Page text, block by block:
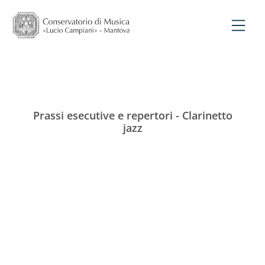
Prassi esecutive e repertori - Clarinetto
jazz